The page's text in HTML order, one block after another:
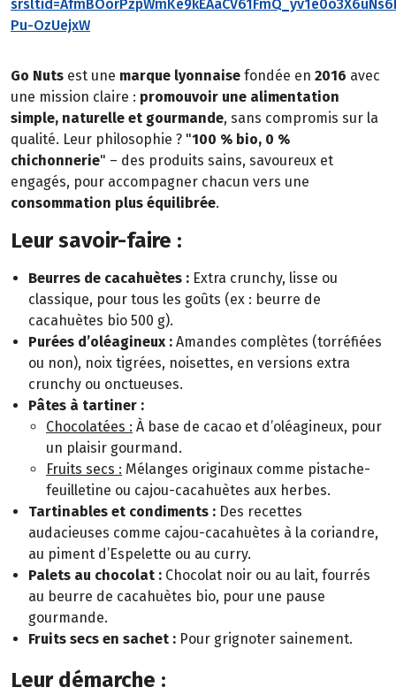
Pu-OzUejxW
Go Nuts est une marque lyonnaise fondée en 2016 avec
une mission claire : promouvoir une alimentation
simple, naturelle et gourmande, sans compromis sur la
qualité. Leur philosophie ? "100 % bio, 0 %
chichonnerie" – des produits sains, savoureux et
engagés, pour accompagner chacun vers une
consommation plus équilibrée.
Leur savoir-faire :
Beurres de cacahuètes : Extra crunchy, lisse ou
classique, pour tous les goûts (ex : beurre de
cacahuètes bio 500 g).
Purées d’oléagineux : Amandes complètes (torréfiées
ou non), noix tigrées, noisettes, en versions extra
crunchy ou onctueuses.
Pâtes à tartiner :
Chocolatées : À base de cacao et d’oléagineux, pour
un plaisir gourmand.
Fruits secs : Mélanges originaux comme pistache-
feuilletine ou cajou-cacahuètes aux herbes.
Tartinables et condiments : Des recettes
audacieuses comme cajou-cacahuètes à la coriandre,
au piment d’Espelette ou au curry.
Palets au chocolat : Chocolat noir ou au lait, fourrés
au beurre de cacahuètes bio, pour une pause
gourmande.
Fruits secs en sachet : Pour grignoter sainement.
Leur démarche :